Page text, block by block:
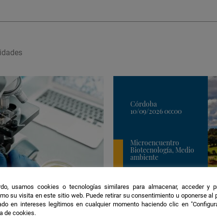
Calendar
es
Córdoba
10/09/2026 00:00
Microencuentro
Biotecnología, Medio
ambiente
Ubicación
de
4. Encuentros en la
usamos cookies o tecnologías similares para almacenar, acceder y
su visita en este sitio web. Puede retirar su consentimiento u oponerse al
en intereses legítimos en cualquier momento haciendo clic en
de cookies.